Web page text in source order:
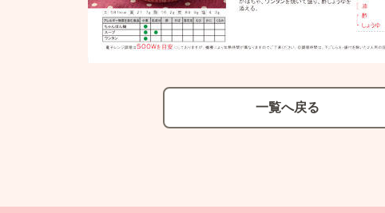
一覧へ戻る